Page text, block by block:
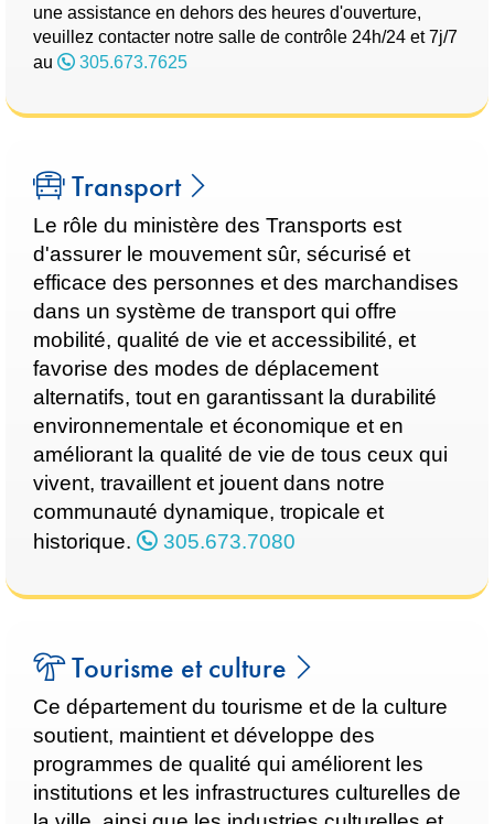
une assistance en dehors des heures d'ouverture,
veuillez contacter notre salle de contrôle 24h/24 et 7j/7
au
305.673.7625
Transport
Le rôle du ministère des Transports est
d'assurer le mouvement sûr, sécurisé et
efficace des personnes et des marchandises
dans un système de transport qui offre
mobilité, qualité de vie et accessibilité, et
favorise des modes de déplacement
alternatifs, tout en garantissant la durabilité
environnementale et économique et en
améliorant la qualité de vie de tous ceux qui
vivent, travaillent et jouent dans notre
communauté dynamique, tropicale et
historique.
305.673.7080
Tourisme et culture
Ce département du tourisme et de la culture
soutient, maintient et développe des
programmes de qualité qui améliorent les
institutions et les infrastructures culturelles de